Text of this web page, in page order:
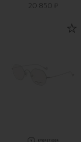
20 850 ₽